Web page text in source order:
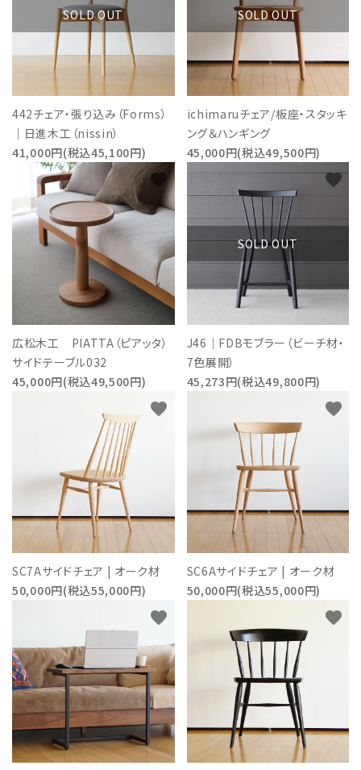
SOLD OUT
442チェア・張り込み（Forms）
｜日進木工（nissin）
41,000円(税込45,100円)
SOLD OUT
ichimaruチェア/板座・スタッキ
ング＆ハンギング
45,000円(税込49,500円)
広松木工 PIATTA（ピアッタ）
サイドテーブル032
45,000円(税込49,500円)
favorite
SOLD OUT
J46｜FDBモブラー（ビーチ材・
7色展開）
45,273円(税込49,800円)
favorite
SC7Aサイドチェア | オーク材
50,000円(税込55,000円)
favorite
SC6Aサイドチェア | オーク材
50,000円(税込55,000円)
favorite
favorite favorite